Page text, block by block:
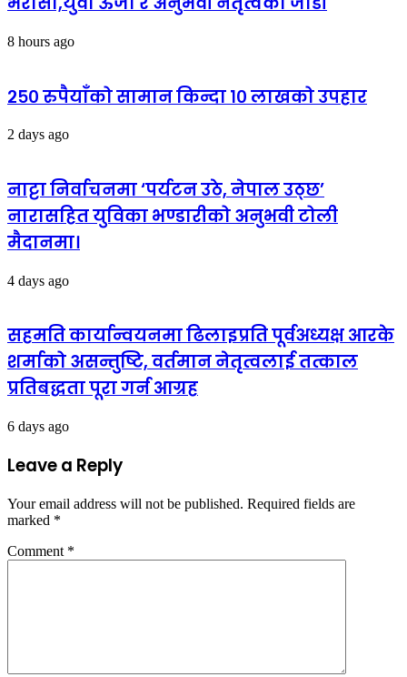
8 hours ago
२५० रुपैयाँको सामान किन्दा १० लाखको उपहार
2 days ago
नाट्टा निर्वाचनमा ‘पर्यटन उठे, नेपाल उठ्छ’
नारासहित युविका भण्डारीको अनुभवी टोली
मैदानमा।
4 days ago
सहमति कार्यान्वयनमा ढिलाइप्रति पूर्वअध्यक्ष आरके
शर्माको असन्तुष्टि, वर्तमान नेतृत्वलाई तत्काल
प्रतिबद्धता पूरा गर्न आग्रह
6 days ago
Leave a Reply
Your email address will not be published. Required fields are
marked *
Comment *